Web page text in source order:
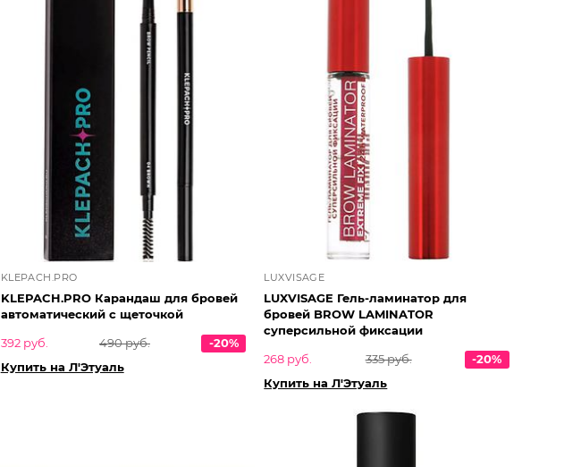
KLEPACH.PRO
KLEPACH.PRO Карандаш для бровей
автоматический с щеточкой
392 руб.
490 руб.
-20%
Купить на Л'Этуаль
LUXVISAGE
LUXVISAGE Гель-ламинатор для
бровей BROW LAMINATOR
суперсильной фиксации
268 руб.
335 руб.
-20%
Купить на Л'Этуаль